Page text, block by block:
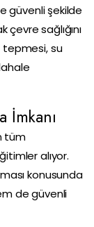
güvenli şekilde
çevre sağlığını
tepmesi, su
İmkanı
tüm
alıyor.
konusunda
de güvenli